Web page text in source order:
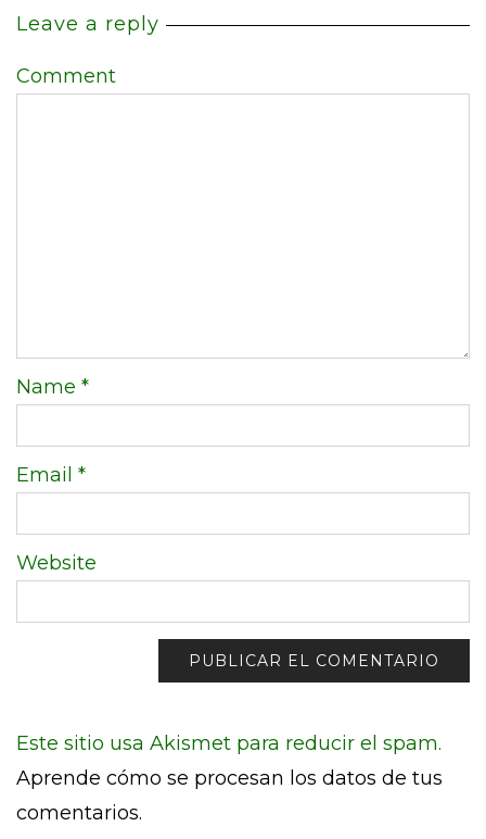
Leave a reply
Comment
Name *
Email *
Website
Este sitio usa Akismet para reducir el spam.
Aprende cómo se procesan los datos de tus
comentarios.